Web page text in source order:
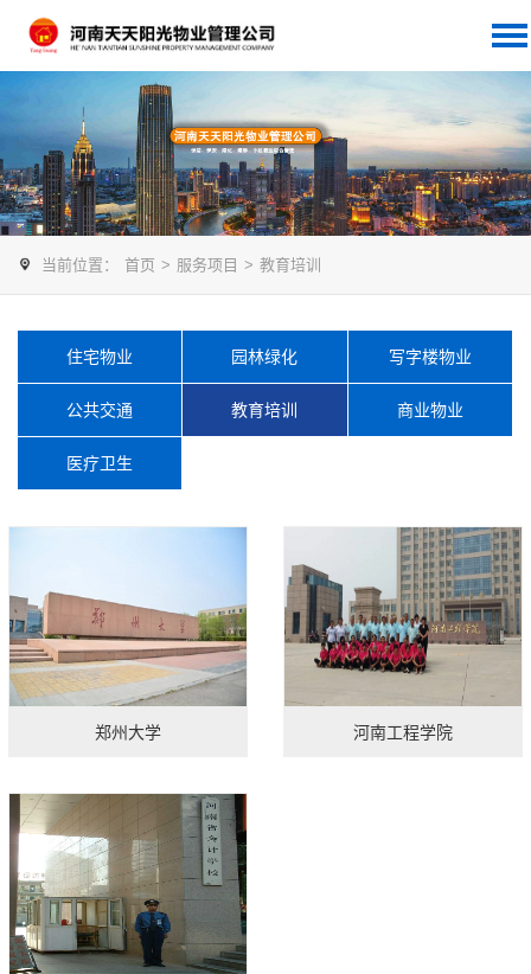
当前位置： 首页 > 服务项目 > 教育培训
住宅物业 园林绿化 写字楼物业
公共交通 教育培训 商业物业
医疗卫生
郑州大学 河南工程学院